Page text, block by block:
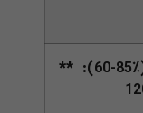
(HR) (60-85٪): **